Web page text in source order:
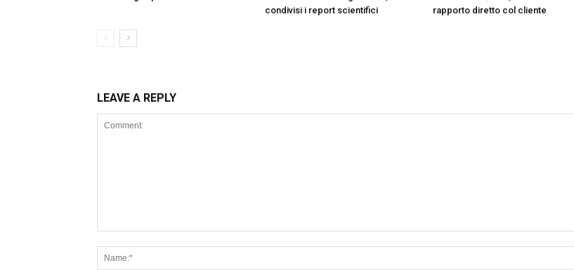
condivisi i report scientifici
rapporto diretto col cliente
LEAVE A REPLY